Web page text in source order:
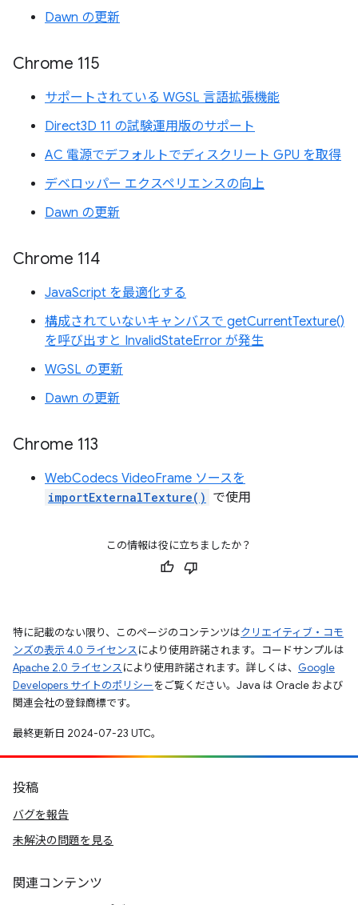
Dawn の更新
Chrome 115
サポートされている WGSL 言語拡張機能
Direct3D 11 の試験運用版のサポート
AC 電源でデフォルトでディスクリート GPU を取得
デベロッパー エクスペリエンスの向上
Dawn の更新
Chrome 114
JavaScript を最適化する
構成されていないキャンバスで getCurrentTexture()
を呼び出すと InvalidStateError が発生
WGSL の更新
Dawn の更新
Chrome 113
WebCodecs VideoFrame ソースを
importExternalTexture() で使用
この情報は役に立ちましたか？
特に記載のない限り、このページのコンテンツはクリエイティブ・コモ
ンズの表示 4.0 ライセンスにより使用許諾されます。コードサンプルは
Apache 2.0 ライセンスにより使用許諾されます。詳しくは、 Google
Developers サイトのポリシーをご覧ください。Java は Oracle および
関連会社の登録商標です。
最終更新日 2024-07-23 UTC。
投稿
バグを報告
未解決の問題を見る
関連コンテンツ